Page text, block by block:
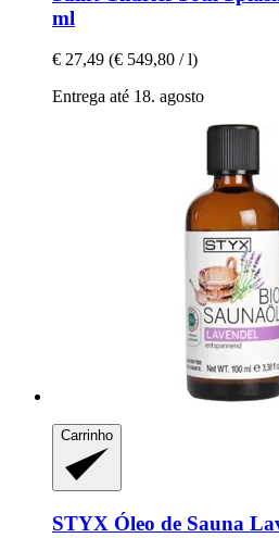
ml
€ 27,49 (€ 549,80 / l)
Entrega até 18. agosto
Carrinho
STYX Óleo de Sauna